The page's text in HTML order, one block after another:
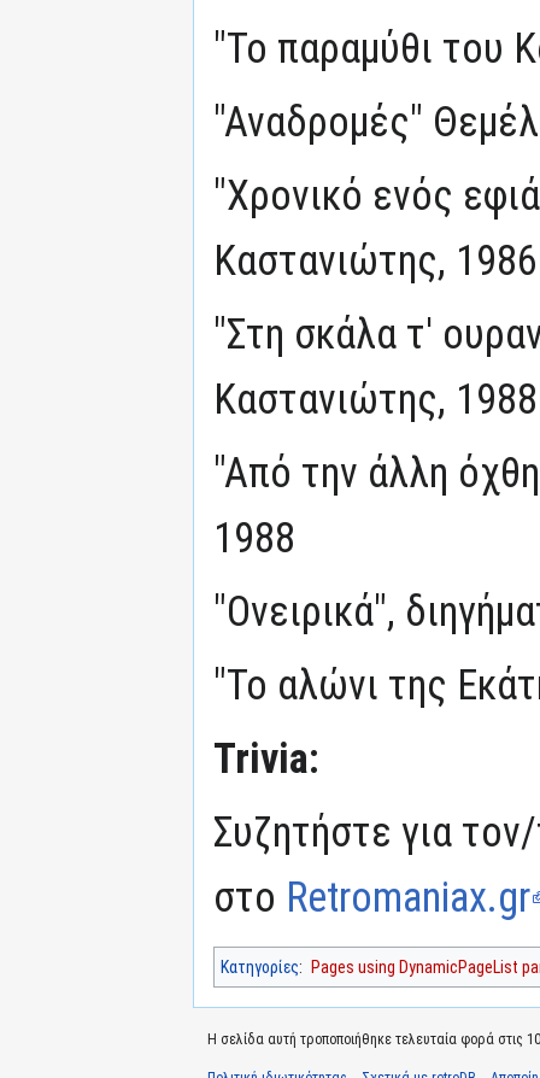
"Το παραμύθι του
"Αναδρομές"
"Χρονικό ενός
Καστανιώτης, 1986
"Στη σκάλα τ'
Καστανιώτης, 1988
"Από την άλλη
1988
"Ονειρικά",
"Το αλώνι της
Trivia:
Συζητήστε για
στο Retromaniax.gr
Κατηγορίες: Pages using DynamicPageList
Η σελίδα αυτή τροποποιήθηκε τελευταία φορά στις